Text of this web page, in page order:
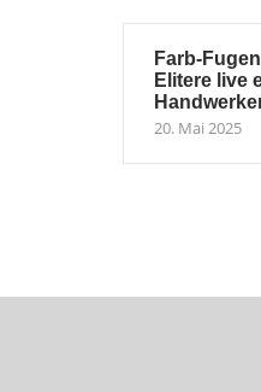
Farb-
Elitere live
20. Mai 2025